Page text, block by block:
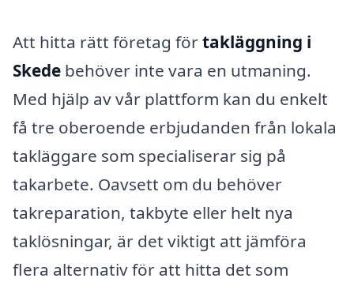
Att hitta rätt företag förtakläggning i
Skede behöver inte vara en utmaning.
Med hjälp av vår plattform kan du enkelt
få tre oberoende erbjudanden från lokala
takläggare som specialiserar sig på
takarbete. Oavsett om du behöver
takreparation, takbyte eller helt nya
taklösningar, är det viktigt att jämföra
flera alternativ för att hitta det som